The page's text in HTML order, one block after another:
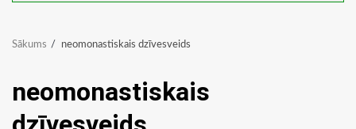
Sākums neomonastiskais dzīvesveids
neomonastiskais